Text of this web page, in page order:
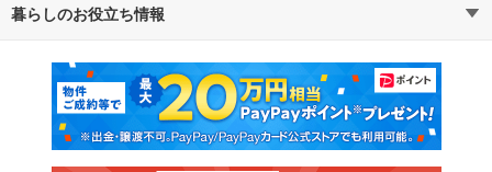
通勤・通学時間から探す
不動産・住宅
新築マンション 中古マンション
新築一戸建て 中古一戸建て
暮らしのお役立ち情報
マンションカタログ 教えて！住まいの先生